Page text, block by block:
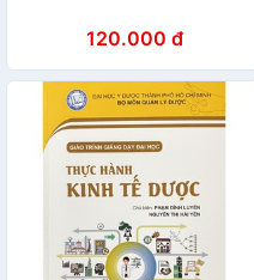
120.000 đ